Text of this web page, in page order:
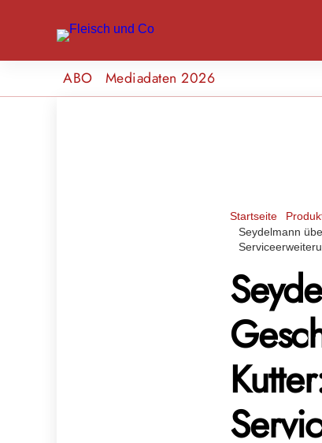
ABO Mediadaten 2026
Startseite
Seydelmann